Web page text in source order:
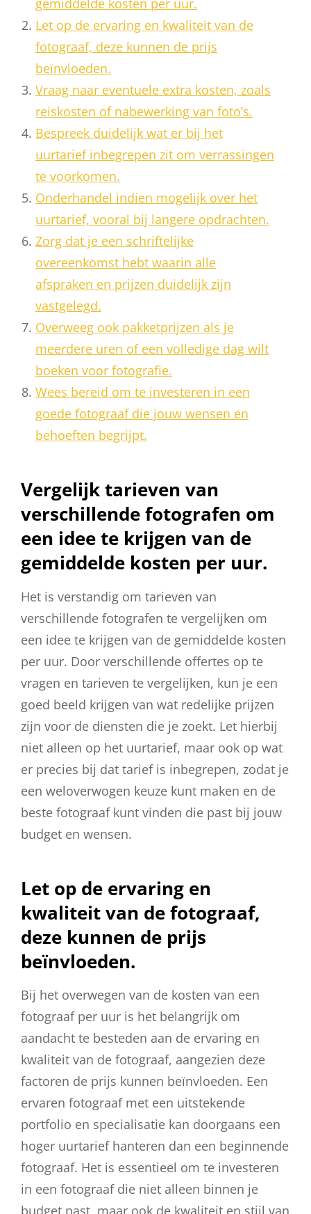
gemiddelde kosten per uur.
Let op de ervaring en kwaliteit van de
fotograaf, deze kunnen de prijs
beïnvloeden.
Vraag naar eventuele extra kosten, zoals
reiskosten of nabewerking van foto’s.
Bespreek duidelijk wat er bij het
uurtarief inbegrepen zit om verrassingen
te voorkomen.
Onderhandel indien mogelijk over het
uurtarief, vooral bij langere opdrachten.
Zorg dat je een schriftelijke
overeenkomst hebt waarin alle
afspraken en prijzen duidelijk zijn
vastgelegd.
Overweeg ook pakketprijzen als je
meerdere uren of een volledige dag wilt
boeken voor fotografie.
Wees bereid om te investeren in een
goede fotograaf die jouw wensen en
behoeften begrijpt.
Vergelijk tarieven van
verschillende fotografen om
een idee te krijgen van de
gemiddelde kosten per uur.
Het is verstandig om tarieven van
verschillende fotografen te vergelijken om
een idee te krijgen van de gemiddelde kosten
per uur. Door verschillende offertes op te
vragen en tarieven te vergelijken, kun je een
goed beeld krijgen van wat redelijke prijzen
zijn voor de diensten die je zoekt. Let hierbij
niet alleen op het uurtarief, maar ook op wat
er precies bij dat tarief is inbegrepen, zodat je
een weloverwogen keuze kunt maken en de
beste fotograaf kunt vinden die past bij jouw
budget en wensen.
Let op de ervaring en
kwaliteit van de fotograaf,
deze kunnen de prijs
beïnvloeden.
Bij het overwegen van de kosten van een
fotograaf per uur is het belangrijk om
aandacht te besteden aan de ervaring en
kwaliteit van de fotograaf, aangezien deze
factoren de prijs kunnen beïnvloeden. Een
ervaren fotograaf met een uitstekende
portfolio en specialisatie kan doorgaans een
hoger uurtarief hanteren dan een beginnende
fotograaf. Het is essentieel om te investeren
in een fotograaf die niet alleen binnen je